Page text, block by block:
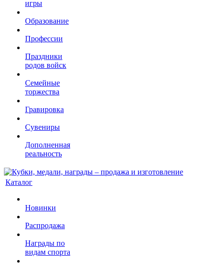
игры
Образование
Профессии
Праздники
родов войск
Семейные
торжества
Гравировка
Сувениры
Дополненная
реальность
Каталог
Новинки
Распродажа
Награды по
видам спорта